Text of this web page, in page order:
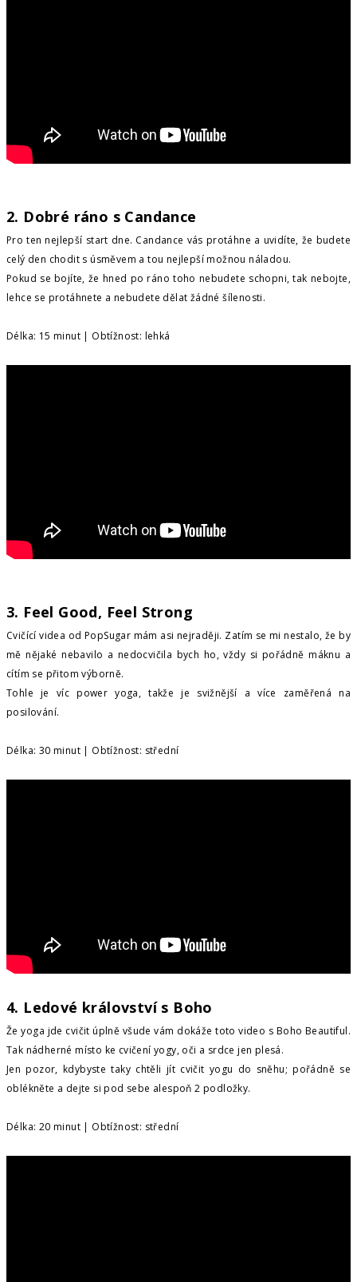
2. Dobré ráno s Candance
Pro ten nejlepší start dne. Candance vás protáhne a uvidíte, že budete
celý den chodit s úsměvem a tou nejlepší možnou náladou.
Pokud se bojíte, že hned po ráno toho nebudete schopni, tak nebojte,
lehce se protáhnete a nebudete dělat žádné šílenosti.
Délka: 15 minut | Obtížnost: lehká
3. Feel Good, Feel Strong
Cvičící videa od PopSugar mám asi nejraději. Zatím se mi nestalo, že by
mě nějaké nebavilo a nedocvičila bych ho, vždy si pořádně máknu a
cítím se přitom výborně.
Tohle je víc power yoga, takže je svižnější a více zaměřená na
posilování.
Délka: 30 minut | Obtížnost: střední
4. Ledové království s Boho
Že yoga jde cvičit úplně všude vám dokáže toto video s Boho Beautiful.
Tak nádherné místo ke cvičení yogy, oči a srdce jen plesá.
Jen pozor, kdybyste taky chtěli jít cvičit yogu do sněhu; pořádně se
oblékněte a dejte si pod sebe alespoň 2 podložky.
Délka: 20 minut | Obtížnost: střední